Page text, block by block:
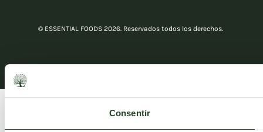
Consentir
© ESSENTIAL FOODS 2026. Reservados todos los derechos.